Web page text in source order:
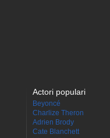
Actori populari
Beyoncé
Charlize Theron
Adrien Brody
Cate Blanchett